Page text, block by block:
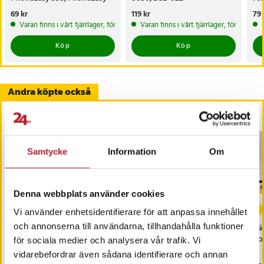
Samtycke Information Om
Denna webbplats använder cookies
Vi använder enhetsidentifierare för att anpassa innehållet
och annonserna till användarna, tillhandahålla funktioner
för sociala medier och analysera vår trafik. Vi
vidarebefordrar även sådana identifierare och annan
345, PhoneEasy 342 m.fl.
Pris:
69 kr
Varan finns i vårt fjärrlager, förväntas skickas inom 20-25 arbetsdagar
Köp
Pris:119 kr
119 kr
Varan finns i vårt fjärrlager, förväntas
Köp
79
Andra köpte också
Mobilbatteri BL-5C till
Nokia - 1200mAh
Mobilbatteri BL-4C till
Nokia - 750mAh